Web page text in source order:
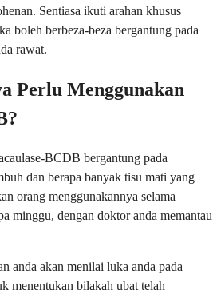
Sentiasa ikuti arahan khusus
boleh berbeza-beza bergantung pada
rawat.
Perlu Menggunakan
BCDB bergantung pada
dan berapa banyak tisu mati yang
orang menggunakannya selama
minggu, dengan doktor anda memantau
anda akan menilai luka anda pada
menentukan bilakah ubat telah